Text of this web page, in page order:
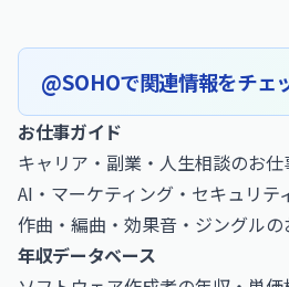
@SOHOで関連情報をチェ
お仕事ガイド
キャリア・副業・人生相談のお仕
AI・マーケティング・セキュリテ
作曲・編曲・効果音・ジングルの
年収データベース